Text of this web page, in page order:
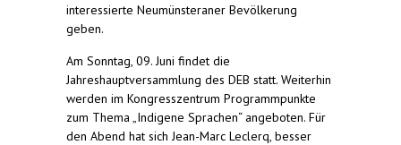
interessierte Neumünsteraner Bevölkerung
geben.
Am Sonntag, 09. Juni findet die
Jahreshauptversammlung des DEB statt. Weiterhin
werden im Kongresszentrum Programmpunkte
zum Thema „Indigene Sprachen“ angeboten. Für
den Abend hat sich Jean-Marc Leclerq, besser